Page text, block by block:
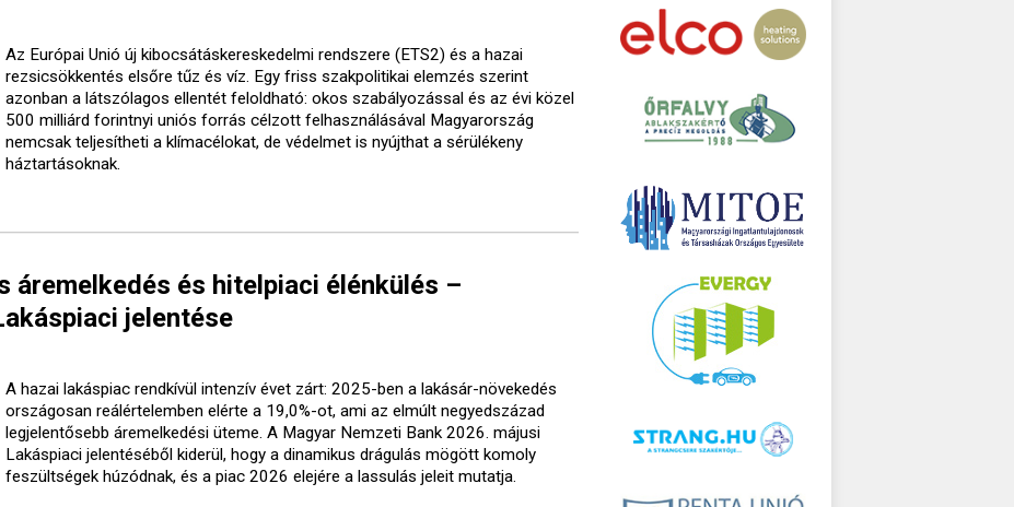
Az Európai Unió új kibocsátáskereskedelmi rendszere (ETS2) és a hazai
rezsicsökkentés elsőre tűz és víz. Egy friss szakpolitikai elemzés szerint
azonban a látszólagos ellentét feloldható: okos szabályozással és az évi közel
500 milliárd forintnyi uniós forrás célzott felhasználásával Magyarország
nemcsak teljesítheti a klímacélokat, de védelmet is nyújthat a sérülékeny
háztartásoknak.
áremelkedés és hitelpiaci élénkülés –
jelentése
A hazai lakáspiac rendkívül intenzív évet zárt: 2025-ben a lakásár-növekedés
országosan reálértelemben elérte a 19,0%-ot, ami az elmúlt negyedszázad
legjelentősebb áremelkedési üteme. A Magyar Nemzeti Bank 2026. májusi
Lakáspiaci jelentéséből kiderül, hogy a dinamikus drágulás mögött komoly
feszültségek húzódnak, és a piac 2026 elejére a lassulás jeleit mutatja.